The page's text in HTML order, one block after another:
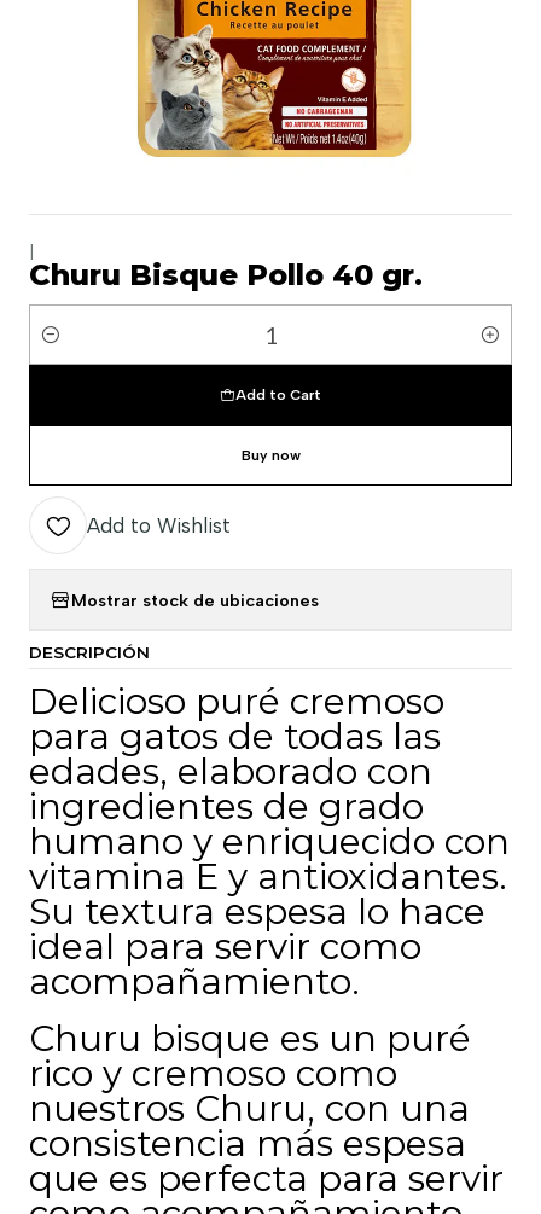
Churu Bisque Pollo 40 gr.
Quantity
Add to Cart
Buy now
Add to Wishlist
Mostrar stock de ubicaciones
DESCRIPCIÓN
Delicioso puré cremoso
para gatos de todas las
edades, elaborado con
ingredientes de grado
humano y enriquecido con
vitamina E y antioxidantes.
Su textura espesa lo hace
ideal para servir como
acompañamiento.
Churu bisque es un puré
rico y cremoso como
nuestros Churu, con una
consistencia más espesa
que es perfecta para servir